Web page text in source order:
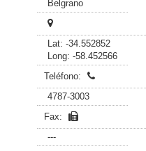
Belgrano
Lat: -34.552852
Long: -58.452566
Teléfono:
4787-3003
Fax:
---